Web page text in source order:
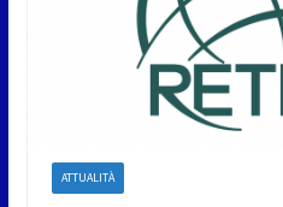
ATTUALITÀ